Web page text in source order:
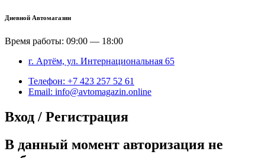
Дневной Автомагазин
Время работы: 09:00 — 18:00
г. Артём, ул. Интернациональная 65
Телефон: +7 423 257 52 61
Email: info@avtomagazin.online
Вход / Регистрация
В данный момент авторизация не